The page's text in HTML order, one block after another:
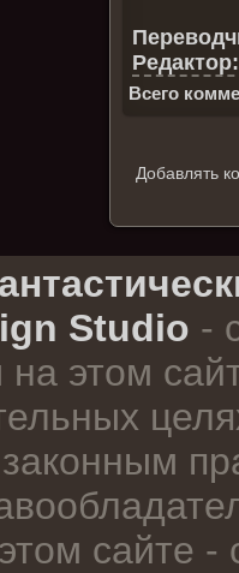
Всего
Добавлять
Studio -
этом
сайте